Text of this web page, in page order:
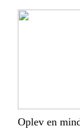
Oplev en